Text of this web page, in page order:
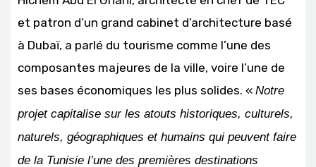
et patron d’un grand cabinet d’architecture basé
à Dubaï, a parlé du tourisme comme l’une des
composantes majeures de la ville, voire l’une de
ses bases économiques les plus solides. « Notre
projet capitalise sur les atouts historiques, culturels,
naturels, géographiques et humains qui peuvent faire
de la Tunisie l’une des premières destinations